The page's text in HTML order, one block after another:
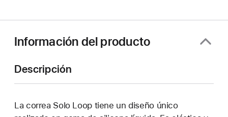
ventana
Información del producto
Descripción
La correa Solo Loop tiene un diseño único